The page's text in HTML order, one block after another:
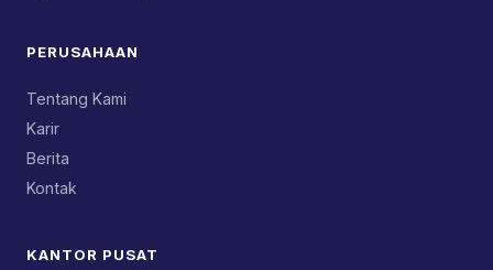
PERUSAHAAN
Tentang Kami
Karir
Berita
Kontak
KANTOR PUSAT